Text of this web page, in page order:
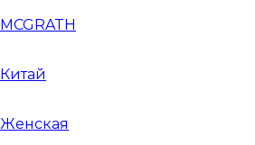
MCGRATH
Китай
Женская